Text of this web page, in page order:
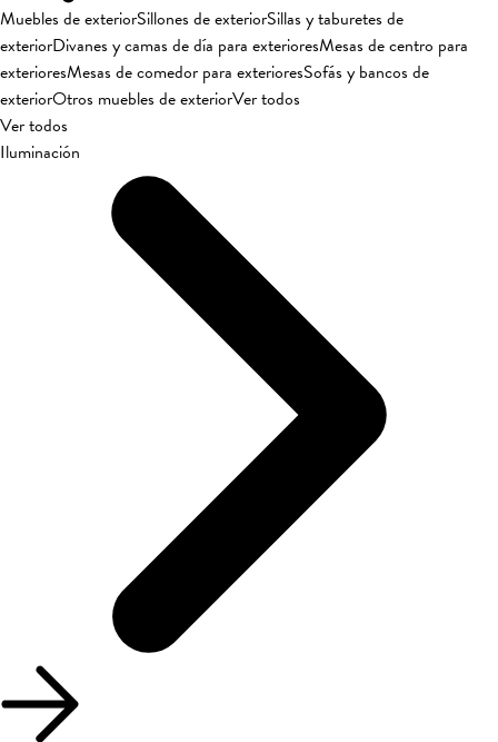
Muebles de exteriorSillones de exteriorSillas y taburetes de
exteriorDivanes y camas de día para exterioresMesas de centro para
exterioresMesas de comedor para exterioresSofás y bancos de
exteriorOtros muebles de exteriorVer todos
Ver todos
Iluminación